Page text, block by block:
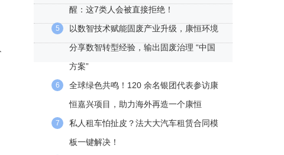
醒：这7类人会被直接拒绝！
5
以数智技术赋能固废产业升级，康恒环境
分享数智转型经验，输出固废治理 “中国
方案”
6
全球绿色共鸣！120 余名银团代表参访康
恒嘉兴项目，助力海外再造一个康恒
7
私人租车怕扯皮？法大大汽车租赁合同模
板一键解决！